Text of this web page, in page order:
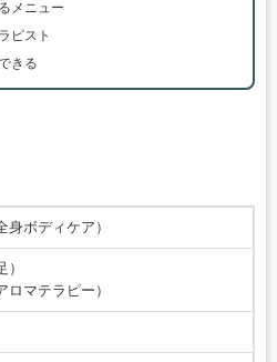
メニュー
ピスト
きる
身ボディケア）
ロマテラピー）